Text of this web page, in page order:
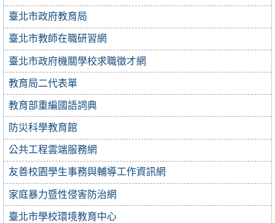
臺北市政府教育局
臺北市教師在職研習網
臺北市政府機關學校求職徵才網
教育局二代表單
教育部重編國語詞典
防災科學教育館
公共工程雲端服務網
友善校園學生事務與輔導工作資訊網
家庭暴力暨性侵害防治網
臺北市學校環境教育中心